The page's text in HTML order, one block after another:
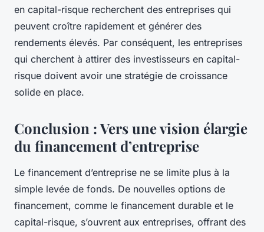
en capital-risque recherchent des entreprises qui
peuvent croître rapidement et générer des
rendements élevés. Par conséquent, les entreprises
qui cherchent à attirer des investisseurs en capital-
risque doivent avoir une stratégie de croissance
solide en place.
Conclusion : Vers une vision élargie
du financement d’entreprise
Le financement d’entreprise ne se limite plus à la
simple levée de fonds. De nouvelles options de
financement, comme le financement durable et le
capital-risque, s’ouvrent aux entreprises, offrant des